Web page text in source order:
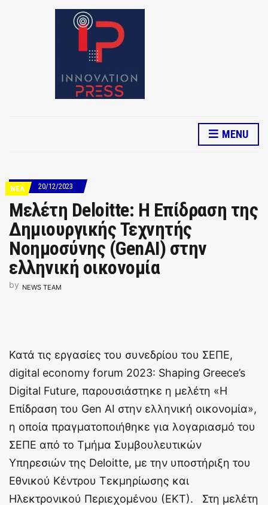
MENU
ΝΕΑ 20/12/2023
Μελέτη Deloitte: Η Επίδραση της
Δημιουργικής Τεχνητής
Νοημοσύνης (GenAI) στην
ελληνική οικονομία
by NEWS TEAM
Κατά τις εργασίες του συνεδρίου του ΣΕΠΕ,
digital economy forum 2023: Shaping Greece’s
Digital Future, παρουσιάστηκε η μελέτη «Η
Επίδραση του Gen AI στην ελληνική οικονομία»,
η οποία πραγματοποιήθηκε για λογαριασμό του
ΣΕΠΕ από το Τμήμα Συμβουλευτικών
Υπηρεσιών της Deloitte, με την υποστήριξη του
Εθνικού Κέντρου Τεκμηρίωσης και
Ηλεκτρονικού Περιεχομένου (ΕΚΤ). Στη μελέτη